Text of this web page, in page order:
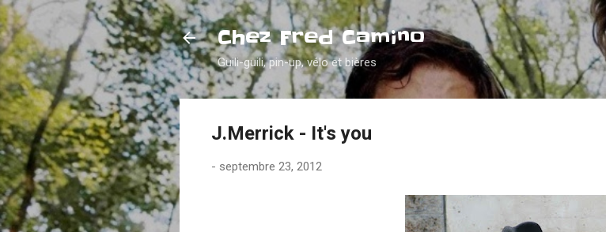
Accéder au contenu principal
Chez Fred Camino
Guili-guili, pin-up, vélo et bières
J.Merrick - It's you
- septembre 23, 2012